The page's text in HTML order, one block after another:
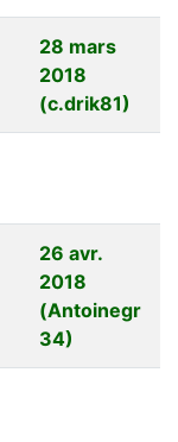
28 mars
2018
(c.drik81)
26 avr.
2018
(Antoinegr
34)